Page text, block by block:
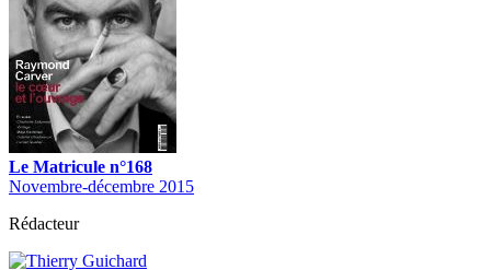
Le Matricule n°168
Novembre-décembre 2015
Rédacteur